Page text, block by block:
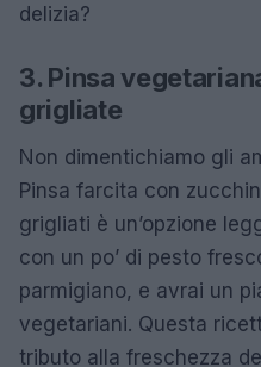
delizia?
3. Pinsa
grigliate
Non dimentichiamo gli
Pinsa farcita con
grigliati è un’opzione
con un po’ di pesto
parmigiano, e avrai un
vegetariani. Questa
tributo alla freschezza